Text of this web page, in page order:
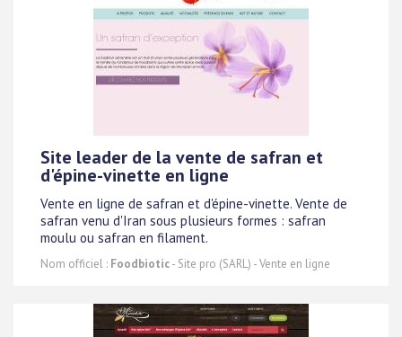
Site leader de la vente de safran et
d'épine-vinette en ligne
Vente en ligne de safran et d'épine-vinette. Vente de
safran venu d'Iran sous plusieurs formes : safran
moulu ou safran en filament.
Nom officiel : Foodbiotic- Site pro (SARL) - Vente en ligne